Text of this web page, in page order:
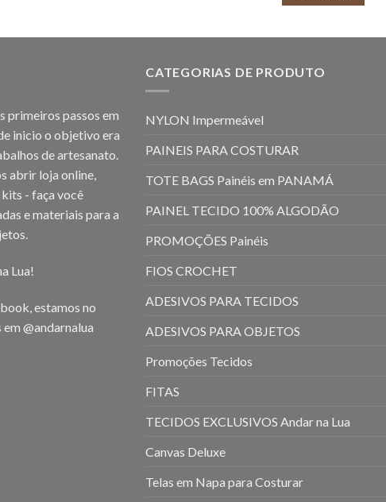
primeiros passos em
inicio o objetivo era
de artesanato.
abrir loja online,
- faça você
e materiais para a
Lua!
estamos no
em @andarnalua
CATEGORIAS DE PRODUTO
NYLON Impermeável
PAINEIS PARA COSTURAR
TOTE BAGS Painéis em PANAMÁ
PAINEL TECIDO 100% ALGODÃO
PROMOÇÕES Painéis
FIOS CROCHET
ADESIVOS PARA TECIDOS
ADESIVOS PARA OBJETOS
Promoções Tecidos
FITAS
TECIDOS EXCLUSIVOS Andar na Lua
Canvas Deluxe
Telas em Napa para Costurar